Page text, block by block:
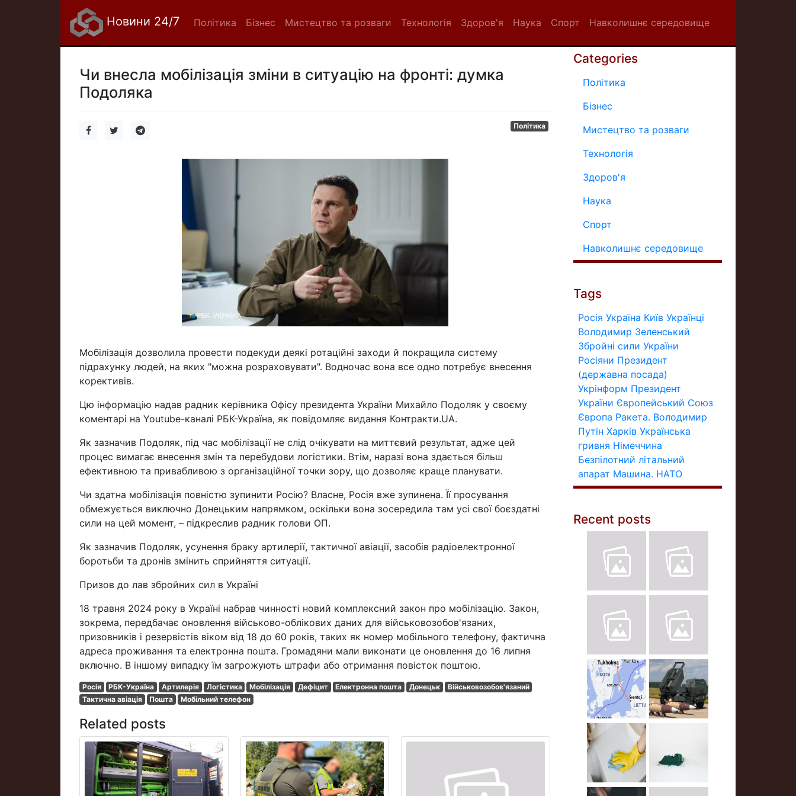
Новини 24/7 Політика Бізнес Мистецтво та розваги Технологія Здоров'я Наука Спорт Навколишнє середовище
Чи внесла мобілізація зміни в ситуацію на фронті: думка
Подоляка
Політика
Мобілізація дозволила провести подекуди деякі ротаційні заходи й покращила систему
підрахунку людей, на яких "можна розраховувати". Водночас вона все одно потребує внесення
корективів.
Цю інформацію надав радник керівника Офісу президента України Михайло Подоляк у своєму
коментарі на Youtube-каналі РБК-Україна, як повідомляє видання Контракти.UA.
Як зазначив Подоляк, під час мобілізації не слід очікувати на миттєвий результат, адже цей
процес вимагає внесення змін та перебудови логістики. Втім, наразі вона здається більш
ефективною та привабливою з організаційної точки зору, що дозволяє краще планувати.
Чи здатна мобілізація повністю зупинити Росію? Власне, Росія вже зупинена. Її просування
обмежується виключно Донецьким напрямком, оскільки вона зосередила там усі свої боєздатні
сили на цей момент, – підкреслив радник голови ОП.
Як зазначив Подоляк, усунення браку артилерії, тактичної авіації, засобів радіоелектронної
боротьби та дронів змінить сприйняття ситуації.
Призов до лав збройних сил в Україні
18 травня 2024 року в Україні набрав чинності новий комплексний закон про мобілізацію. Закон,
зокрема, передбачає оновлення військово-облікових даних для військовозобов'язаних,
призовників і резервістів віком від 18 до 60 років, таких як номер мобільного телефону, фактична
адреса проживання та електронна пошта. Громадяни мали виконати це оновлення до 16 липня
включно. В іншому випадку їм загрожують штрафи або отримання повісток поштою.
Росія РБК-Україна Артилерія Логістика Мобілізація Дефіцит Електронна пошта Донецьк
Військовозобов'язаний
Тактична авіація
Пошта Мобільний телефон
Related posts
Categories
Політика
Бізнес
Мистецтво та розваги
Технологія
Здоров'я
Наука
Спорт
Навколишнє середовище
Tags
Росія Україна Київ Українці
Володимир Зеленський
Збройні сили України
Росіяни Президент
(державна посада)
Укрінформ Президент
України Європейський Союз
Європа Ракета. Володимир
Путін Харків Українська
гривня Німеччина
Безпілотний літальний
апарат Машина. НАТО
Recent posts